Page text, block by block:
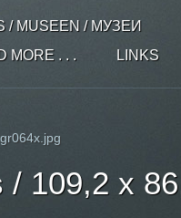
/ MUSEEN / МУЗЕИ
MORE . . .
LINKS
gr064x.jpg
/ 109,2 x